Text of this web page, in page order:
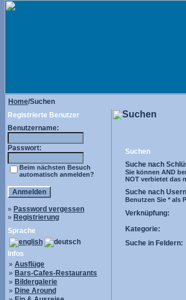
Home/Suchen
Registrierte Benutzer
Benutzername:
Passwort:
Beim nächsten Besuch
automatisch anmelden?
» Password vergessen
» Registrierung
Sprache
Infos
» Ausflüge
» Bars-Cafes-Restaurants
» Bildergalerie
» Dine Around
Suchen
Suchen
Suche nach
Sie können AND
NOT verbietet das
Suche nach
Benutzen Sie * als
Verknüpfung:
Kategorie:
Suche in Feldern: